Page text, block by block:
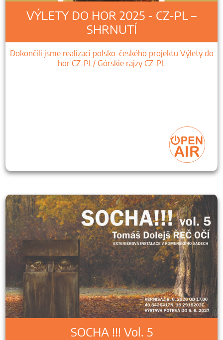
VÝLETY DO HOR 2025 - CZ-PL –
SHRNUTÍ
Dokončili jsme realizaci polsko-českého projektu Výlety do
hor CZ-PL/ Górskie rajzy CZ-PL
SOCHA !!! Vol. 5